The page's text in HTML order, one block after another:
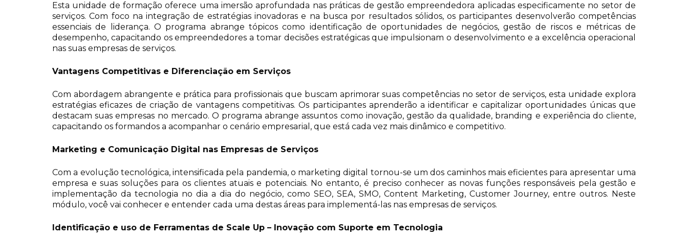
Esta unidade de formação oferece uma imersão aprofundada nas práticas de gestão empreendedora aplicadas especificamente no setor de
serviços. Com foco na integração de estratégias inovadoras e na busca por resultados sólidos, os participantes desenvolverão competências
essenciais de liderança. O programa abrange tópicos como identificação de oportunidades de negócios, gestão de riscos e métricas de
desempenho, capacitando os empreendedores a tomar decisões estratégicas que impulsionam o desenvolvimento e a excelência operacional
nas suas empresas de serviços.
Vantagens Competitivas e Diferenciação em Serviços
Com abordagem abrangente e prática para profissionais que buscam aprimorar suas competências no setor de serviços, esta unidade explora
estratégias eficazes de criação de vantagens competitivas. Os participantes aprenderão a identificar e capitalizar oportunidades únicas que
destacam suas empresas no mercado. O programa abrange assuntos como inovação, gestão da qualidade, branding e experiência do cliente,
capacitando os formandos a acompanhar o cenário empresarial, que está cada vez mais dinâmico e competitivo.
Marketing e Comunicação Digital nas Empresas de Serviços
Com a evolução tecnológica, intensificada pela pandemia, o marketing digital tornou-se um dos caminhos mais eficientes para apresentar uma
empresa e suas soluções para os clientes atuais e potenciais. No entanto, é preciso conhecer as novas funções responsáveis pela gestão e
implementação da tecnologia no dia a dia do negócio, como SEO, SEA, SMO, Content Marketing, Customer Journey, entre outros. Neste
módulo, você vai conhecer e entender cada uma destas áreas para implementá-las nas empresas de serviços.
Identificação e uso de Ferramentas de Scale Up – Inovação com Suporte em Tecnologia